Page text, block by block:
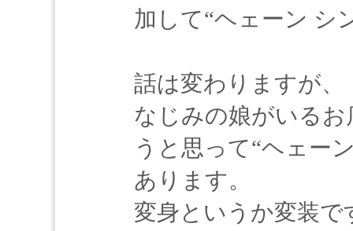
加して“ヘェーン シ
話は変わりますが、
なじみの娘がいる
うと思って“ヘェー
あります。
変身というか変装で